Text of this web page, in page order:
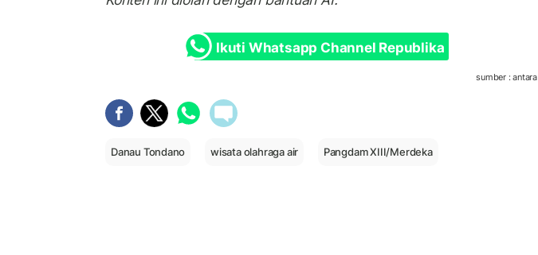
Ikuti Whatsapp Channel Republika
sumber : antara
Danau Tondano wisata olahraga air Pangdam XIII/Merdeka